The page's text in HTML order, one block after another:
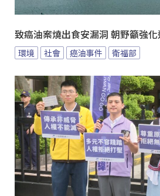
致癌油案燒出食安漏洞 朝野籲強
環境 社會 癌油事件 衛福部